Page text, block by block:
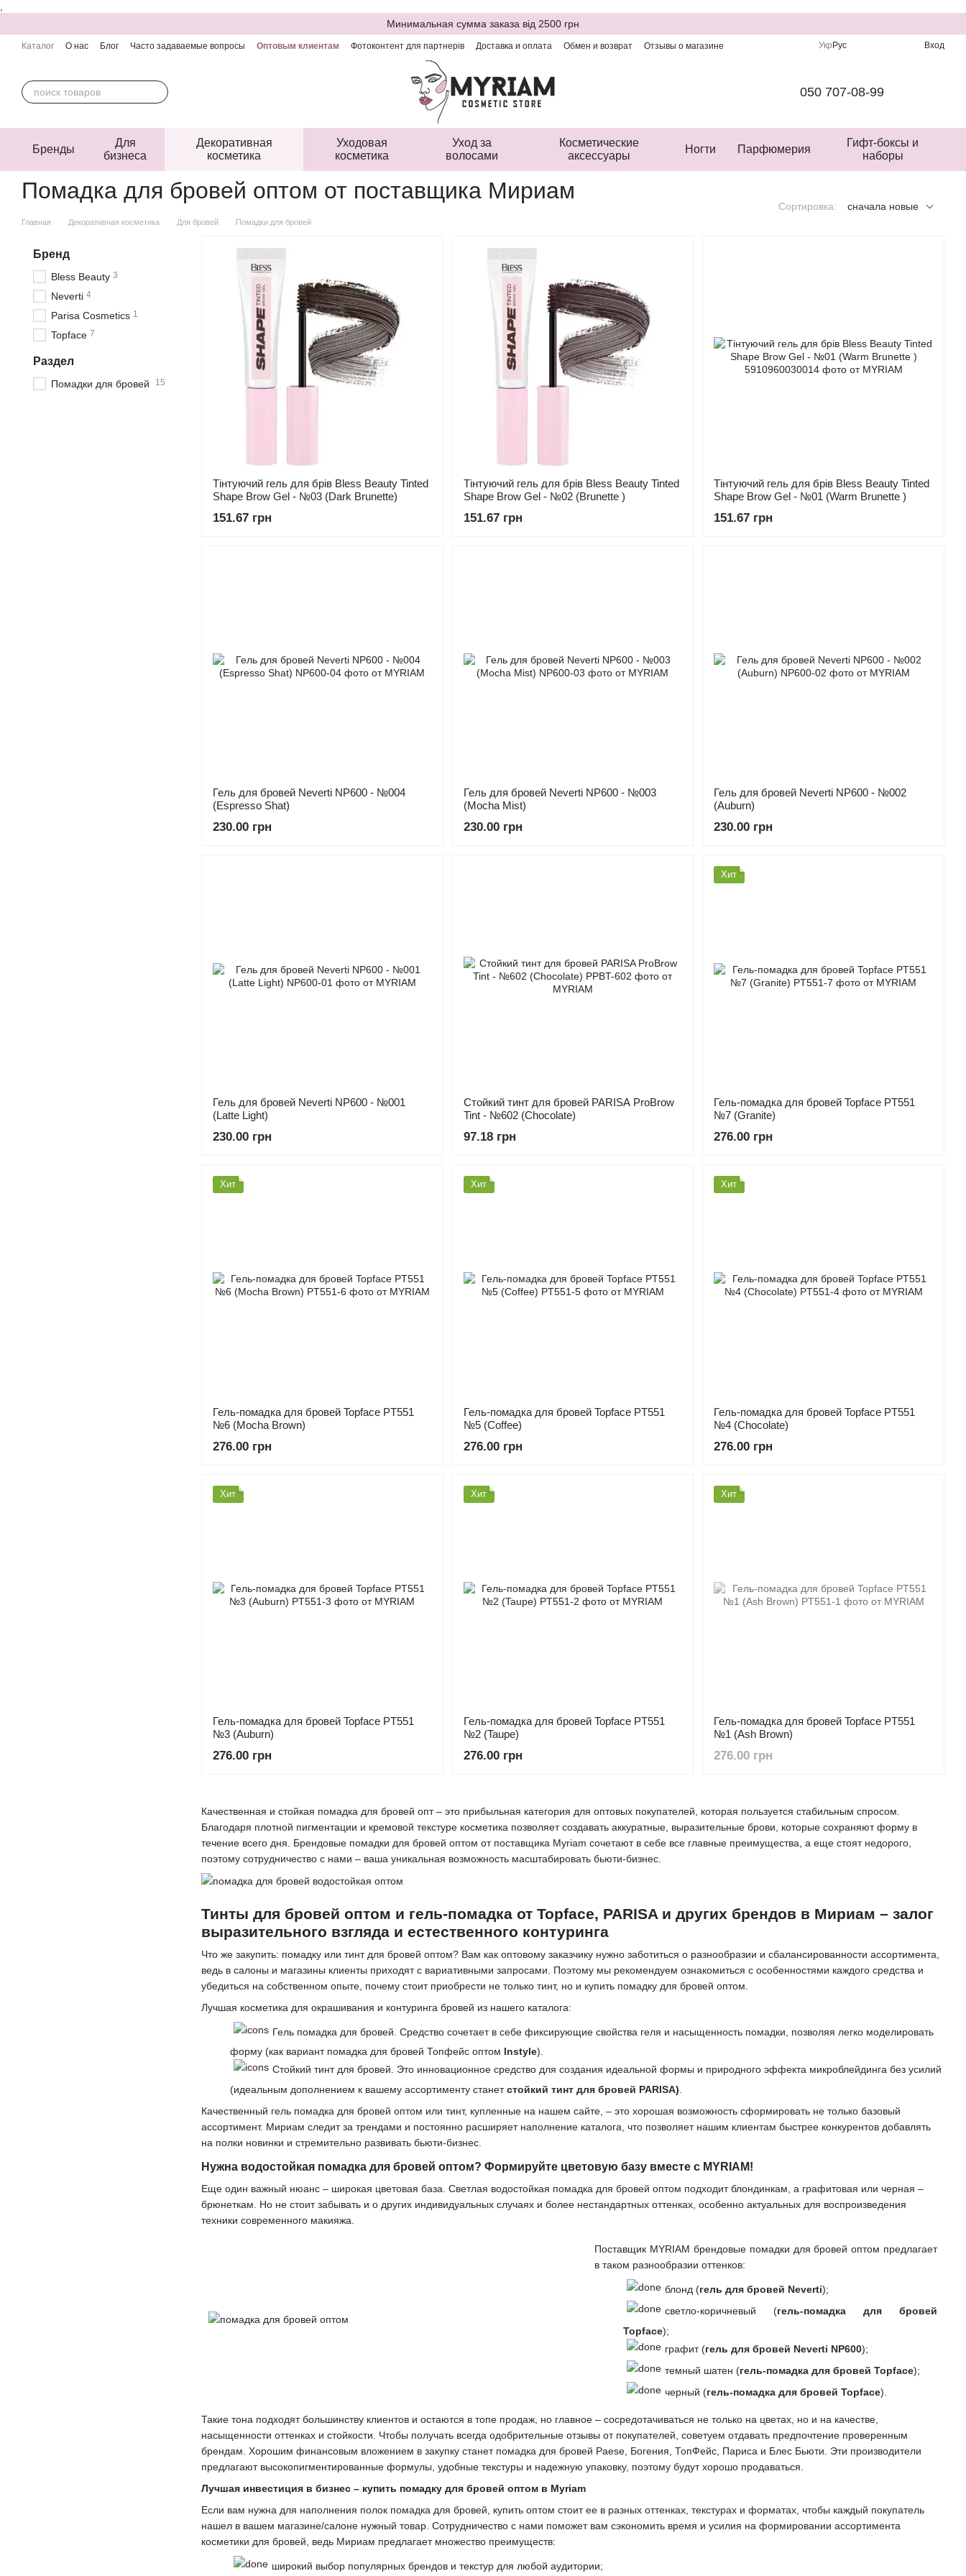
Минимальная сумма заказа від 2500 грн
Каталог О нас Блог Часто задаваемые вопросы Оптовым клиентам Фотоконтент для партнерів Доставка и оплата Обмен и возврат
Отзывы о магазине
Укр Рус Вход
050 707-08-99
Бренды
Для
бизнеса
Декоративная
косметика
Уходовая
косметика
Уход за
волосами
Косметические
аксессуары
Ногти Парфюмерия
Гифт-боксы и
наборы
Помадка для бровей оптом от поставщика Мириам
Главная Декоративная косметика Для бровей Помадки для бровей
Сортировка: сначала новые
Качественная и стойкая помадка для бровей опт – это прибыльная категория для оптовых покупателей, которая пользуется стабильным спросом.
Благодаря плотной пигментации и кремовой текстуре косметика позволяет создавать аккуратные, выразительные брови, которые сохраняют форму в
течение всего дня. Брендовые помадки для бровей оптом от поставщика Myriam сочетают в себе все главные преимущества, а еще стоят недорого,
поэтому сотрудничество с нами – ваша уникальная возможность масштабировать бьюти-бизнес.
Тинты для бровей оптом и гель-помадка от Topface, PARISA и других брендов в Мириам – залог
выразительного взгляда и естественного контуринга
Что же закупить: помадку или тинт для бровей оптом? Вам как оптовому заказчику нужно заботиться о разнообразии и сбалансированности ассортимента,
ведь в салоны и магазины клиенты приходят с вариативными запросами. Поэтому мы рекомендуем ознакомиться с особенностями каждого средства и
убедиться на собственном опыте, почему стоит приобрести не только тинт, но и купить помадку для бровей оптом.
Лучшая косметика для окрашивания и контуринга бровей из нашего каталога:
Гель помадка для бровей. Средство сочетает в себе фиксирующие свойства геля и насыщенность помадки, позволяя легко моделировать
форму (как вариант помадка для бровей Топфейс оптом Instyle).
Стойкий тинт для бровей. Это инновационное средство для создания идеальной формы и природного эффекта микроблейдинга без усилий
(идеальным дополнением к вашему ассортименту станетстойкий тинт для бровей PARISA)
Качественный гель помадка для бровей оптом или тинт, купленные на нашем сайте, – это хорошая возможность сформировать не только базовый
ассортимент. Мириам следит за трендами и постоянно расширяет наполнение каталога, что позволяет нашим клиентам быстрее конкурентов добавлять
на полки новинки и стремительно развивать бьюти-бизнес.
Нужна водостойкая помадка для бровей оптом? Формируйте цветовую базу вместе с MYRIAM!
Еще один важный нюанс – широкая цветовая база. Светлая водостойкая помадка для бровей оптом подходит блондинкам, а графитовая или черная –
брюнеткам. Но не стоит забывать и о других индивидуальных случаях и более нестандартных оттенках, особенно актуальных для воспроизведения
техники современного макияжа.
Поставщик MYRIAM брендовые помадки для бровей оптом предлагает
в таком разнообразии оттенков:
блонд (гель для бровей Neverti);
светло-коричневый (гель-помадка для бровей
Topface);
графит (гель для бровей Neverti NP600);
темный шатен (гель-помадка для бровей Topface);
черный (гель-помадка для бровей Topface).
Такие тона подходят большинству клиентов и остаются в топе продаж, но главное – сосредотачиваться не только на цветах, но и на качестве,
насыщенности оттенках и стойкости. Чтобы получать всегда одобрительные отзывы от покупателей, советуем отдавать предпочтение проверенным
брендам. Хорошим финансовым вложением в закупку станет помадка для бровей Paese, Богения, ТопФейс, Париса и Блес Бьюти. Эти производители
предлагают высокопигментированные формулы, удобные текстуры и надежную упаковку, поэтому будут хорошо продаваться.
Лучшая инвестиция в бизнес – купить помадку для бровей оптом в Myriam
Если вам нужна для наполнения полок помадка для бровей, купить оптом стоит ее в разных оттенках, текстурах и форматах, чтобы каждый покупатель
нашел в вашем магазине/салоне нужный товар. Сотрудничество с нами поможет вам сэкономить время и усилия на формировании ассортимента
косметики для бровей, ведь Мириам предлагает множество преимуществ:
широкий выбор популярных брендов и текстур для любой аудитории;
Тінтуючий гель для брів Bless Beauty Tinted
Shape Brow Gel - №03 (Dark Brunette)
151.67 грн
Тінтуючий гель для брів Bless Beauty Tinted
Shape Brow Gel - №02 (Brunette )
151.67 грн
Тінтуючий гель для брів Bless Beauty Tinted
Shape Brow Gel - №01 (Warm Brunette )
151.67 грн
Гель для бровей Neverti NP600 - №004
(Espresso Shat)
230.00 грн
Гель для бровей Neverti NP600 - №003
(Mocha Mist)
230.00 грн
Гель для бровей Neverti NP600 - №002
(Auburn)
230.00 грн
Гель для бровей Neverti NP600 - №001
(Latte Light)
230.00 грн
Стойкий тинт для бровей PARISA ProBrow
Tint - №602 (Chocolate)
97.18 грн
Хит
Гель-помадка для бровей Topface PT551
№7 (Granite)
276.00 грн
Хит
Гель-помадка для бровей Topface PT551
№6 (Mocha Brown)
276.00 грн
Хит
Гель-помадка для бровей Topface PT551
№5 (Coffee)
276.00 грн
Хит
Гель-помадка для бровей Topface PT551
№4 (Chocolate)
276.00 грн
Хит
Гель-помадка для бровей Topface PT551
№3 (Auburn)
276.00 грн
Хит
Гель-помадка для бровей Topface PT551
№2 (Taupe)
276.00 грн
Хит
Гель-помадка для бровей Topface PT551
№1 (Ash Brown)
276.00 грн
Бренд
Bless Beauty 3
Neverti 4
Parisa Cosmetics 1
Topface 7
Раздел
Помадки для бровей 15